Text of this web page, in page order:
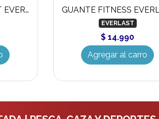
FAJA SPORT SUPORT EVERLAST NEOPRENE
EVERLAST
$ 14.990
Agregar al carro